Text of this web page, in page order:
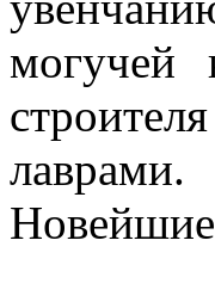
могучей
лаврами.